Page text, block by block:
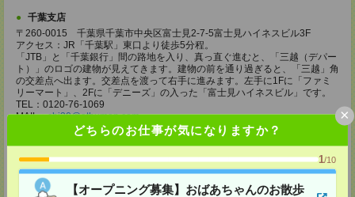
どちらのお仕事が気になりますか？
1/10
【オープニング募集】おばあちゃんのお散歩
×
千葉支店
〒260-0015 千葉県千葉市中央区富士見2-7-5富士見ハイネスビル3F
アクセス：JR「千葉駅」東口より徒歩5分程。
「JTB」と「千葉銀行」間の路地を入り、真っ直ぐ進むと、「三越（デパー
ト）」のロゴの建物が見えてきます。建物の前を通り過ぎると、「三越」角
の交差点へ出ます。交差点を渡って右手に進みます。左手に1Fに「ファミ
リーマート」、2Fに「デニーズ」の入った「富士見ハイネスビル」です。
TEL：0120-76-1069
MAIL：chi30@athuman.com
担当：コーディネート担当
〒370-0849
群馬県高崎市八島町274 高崎高徳ビル 4F